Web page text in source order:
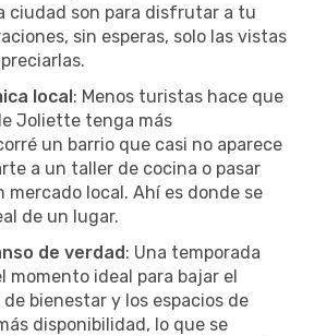
ciudad son para disfrutar a tu
sin esperas, solo las vistas
local: Menos turistas hace que
Joliette tenga más
un barrio que casi no aparece
a un taller de cocina o pasar
mercado local. Ahí es donde se
de un lugar.
de verdad: Una temporada
momento ideal para bajar el
bienestar y los espacios de
disponibilidad, lo que se